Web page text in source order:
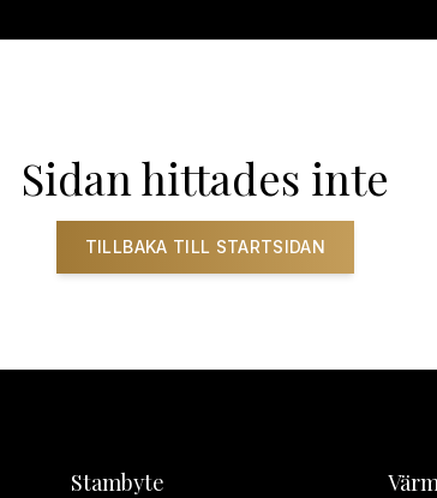
Sidan hittades inte
TILLBAKA TILL STARTSIDAN
Stambyte